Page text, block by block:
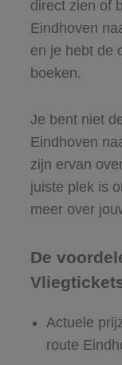
direct zien of
Eindhoven
en je hebt de
boeken.
Je bent niet
Eindhoven
zijn ervan
juiste plek is
meer over
De
Actuele
route